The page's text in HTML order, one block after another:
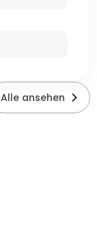
Alle ansehen